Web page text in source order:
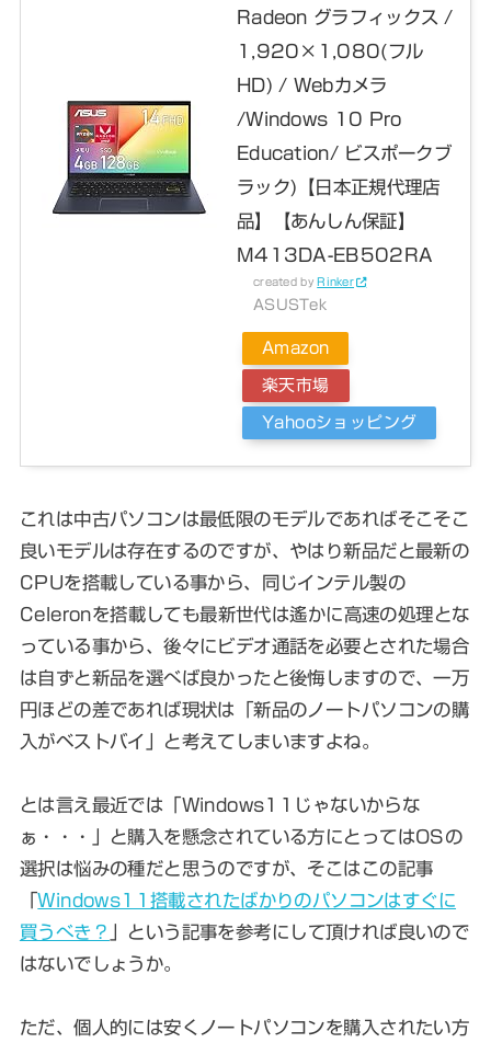
Radeon グラフィックス /
1,920×1,080(フル
HD) / Webカメラ
/Windows 10 Pro
Education/ ビスポークブ
ラック)【日本正規代理店
品】【あんしん保証】
M413DA-EB502RA
created by Rinker
ASUSTek
Amazon
楽天市場
Yahooショッピング
これは中古パソコンは最低限のモデルであればそこそこ
良いモデルは存在するのですが、やはり新品だと最新の
CPUを搭載している事から、同じインテル製の
Celeronを搭載しても最新世代は遙かに高速の処理とな
っている事から、後々にビデオ通話を必要とされた場合
は自ずと新品を選べば良かったと後悔しますので、一万
円ほどの差であれば現状は「新品のノートパソコンの購
入がベストバイ」と考えてしまいますよね。
とは言え最近では「Windows11じゃないからな
ぁ・・・」と購入を懸念されている方にとってはOSの
選択は悩みの種だと思うのですが、そこはこの記事
「Windows11搭載されたばかりのパソコンはすぐに
買うべき？
」という記事を参考にして頂ければ良いので
はないでしょうか。
ただ、個人的には安くノートパソコンを購入されたい方